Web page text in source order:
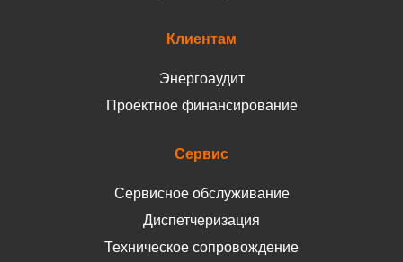
Клиентам
Энергоаудит
Проектное финансирование
Сервис
Сервисное обслуживание
Диспетчеризация
Техническое сопровождение